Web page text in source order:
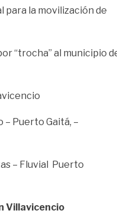
para la movilización de
“trocha” al municipio
Puerto Gaitá, –
– Fluvial Puerto
Villavicencio